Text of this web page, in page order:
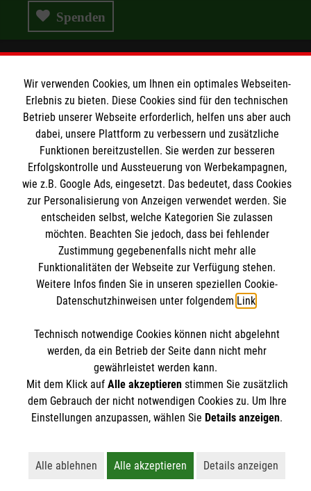
Spenden
Wir Malteser
Wir Malteser
Angebote & Leistungen
Kursangebote
Mitarbeiten & Aktiv werden
Informationen
Kontakt
Presse und Medien
Impressum
Datenschutz
Barrierefreiheit
Malteser online
Malteserorden
Malteser International
Mediathek
Sharepoint
Empfänger: Malteser Hilfsdienst e.V.
IBAN: DE90 6005 0101 0001 2706 88
BIC: SOLADEST600
Der Malteser Hilfsdienst e.V. ist als eingetragene
gemeinnützige Organisation von der Körperschaft- und
Gewerbesteuer befreit.
Wir verwenden Cookies, um Ihnen ein optimales Webseiten-
Erlebnis zu bieten. Diese Cookies sind für den technischen
Betrieb unserer Webseite erforderlich, helfen uns aber auch
dabei, unsere Plattform zu verbessern und zusätzliche
Funktionen bereitzustellen. Sie werden zur besseren
Erfolgskontrolle und Aussteuerung von Werbekampagnen,
wie z.B. Google Ads, eingesetzt. Das bedeutet, dass Cookies
zur Personalisierung von Anzeigen verwendet werden. Sie
entscheiden selbst, welche Kategorien Sie zulassen
möchten. Beachten Sie jedoch, dass bei fehlender
Zustimmung gegebenenfalls nicht mehr alle
Funktionalitäten der Webseite zur Verfügung stehen.
Weitere Infos finden Sie in unseren speziellen Cookie-
Datenschutzhinweisen unter folgendem Link.
Technisch notwendige Cookies können nicht abgelehnt
werden, da ein Betrieb der Seite dann nicht mehr
gewährleistet werden kann.
Mit dem Klick auf Alle akzeptierenstimmen Sie zusätzlich
dem Gebrauch der nicht notwendigen Cookies zu. Um Ihre
Einstellungen anzupassen, wählen Sie Details anzeigen.
Alle ablehnen
Lehnt alle nicht-essentiellen Cookies ab
Alle akzeptieren
Akzeptiert alle Cookies
Details anzeigen